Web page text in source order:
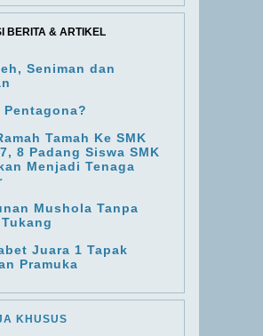
BERITA & ARTIKEL
Seniman dan
Pentagona?
Tamah Ke SMK
8 Padang Siswa SMK
Menjadi Tenaga
Mushola Tanpa
Juara 1 Tapak
Pramuka
KHUSUS